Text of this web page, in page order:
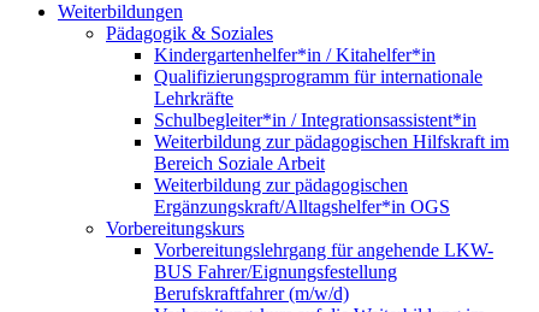
Weiterbildungen
Pädagogik & Soziales
Kindergartenhelfer*in / Kitahelfer*in
Qualifizierungsprogramm für internationale
Lehrkräfte
Schulbegleiter*in / Integrationsassistent*in
Weiterbildung zur pädagogischen Hilfskraft im
Bereich Soziale Arbeit
Weiterbildung zur pädagogischen
Ergänzungskraft/Alltagshelfer*in OGS
Vorbereitungskurs
Vorbereitungslehrgang für angehende LKW-
BUS Fahrer/Eignungsfestellung
Berufskraftfahrer (m/w/d)